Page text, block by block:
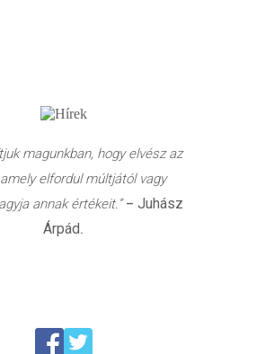
magunkban, hogy elvész az
elfordul múltjától vagy
annak értékeit.”– Juhász
Árpád.